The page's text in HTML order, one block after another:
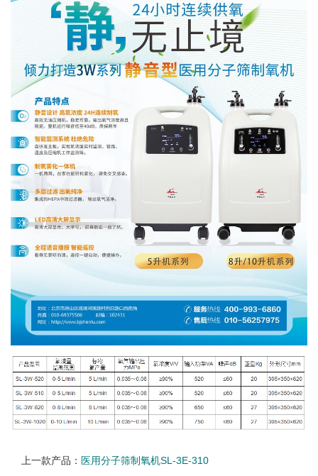
上一款产品： 医用分子筛制氧机SL-3E-310